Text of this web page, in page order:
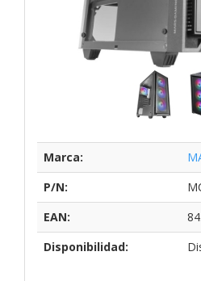
Marca:
P/N:
EAN:
Disponibilidad: